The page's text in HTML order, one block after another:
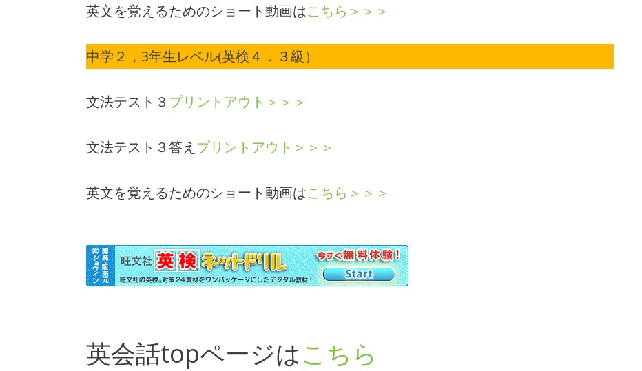
英文を覚えるためのショート動画はこちら＞＞＞
中学２，3年生レベル(英検４．３級）
文法テスト３プリントアウト＞＞＞
文法テスト３答え プリントアウト＞＞＞
英文を覚えるためのショート動画はこちら＞＞＞
英会話topページはこちら